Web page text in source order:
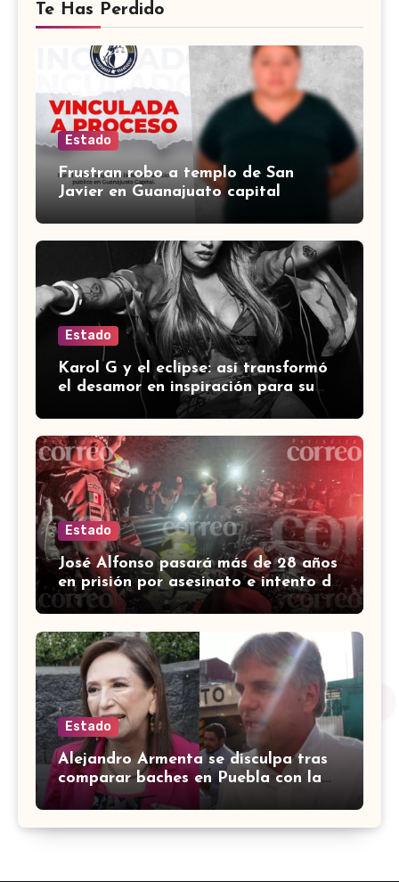
Te Has Perdido
Estado
Frustran robo a templo de San
Javier en Guanajuato capital
Estado
Karol G y el eclipse: así transformó
el desamor en inspiración para su
último álbum
Estado
José Alfonso pasará más de 28 años
en prisión por asesinato e intento de
homicidio en Irapuato
Estado
Alejandro Armenta se disculpa tras
comparar baches en Puebla con la
guerra en Palestina